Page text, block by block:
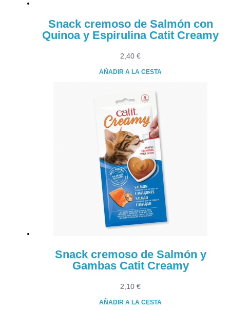
Snack cremoso de Salmón con
Quinoa y Espirulina Catit Creamy
2,40 €
AÑADIR A LA CESTA
Snack cremoso de Salmón y
Gambas Catit Creamy
2,10 €
AÑADIR A LA CESTA